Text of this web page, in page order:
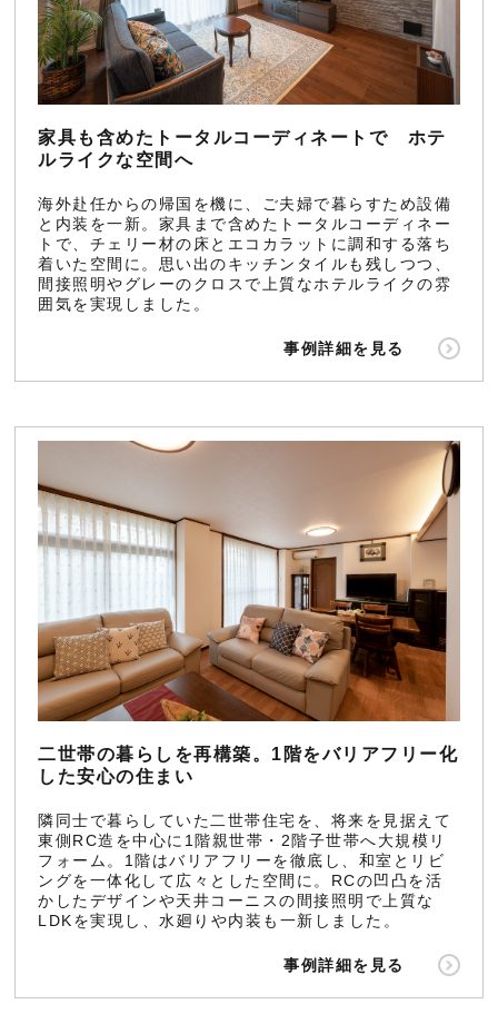
家具も含めたトータルコーディネートで ホテ
ルライクな空間へ
海外赴任からの帰国を機に、ご夫婦で暮らすため設備
と内装を一新。家具まで含めたトータルコーディネー
トで、チェリー材の床とエコカラットに調和する落ち
着いた空間に。思い出のキッチンタイルも残しつつ、
間接照明やグレーのクロスで上質なホテルライクの雰
囲気を実現しました。
事例詳細を見る
二世帯の暮らしを再構築。1階をバリアフリー化
した安心の住まい
隣同士で暮らしていた二世帯住宅を、将来を見据えて
東側RC造を中心に1階親世帯・2階子世帯へ大規模リ
フォーム。1階はバリアフリーを徹底し、和室とリビ
ングを一体化して広々とした空間に。RCの凹凸を活
かしたデザインや天井コーニスの間接照明で上質な
LDKを実現し、水廻りや内装も一新しました。
事例詳細を見る